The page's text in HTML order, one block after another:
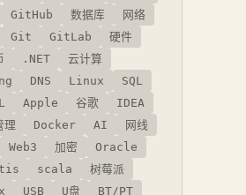
GitHub 数据库
网络
Git GitLab
硬件
.NET
云计算
DNS Linux
SQL
Apple 谷歌
IDEA
理
Docker AI
网线
Web3 加密
Oracle
scala
树莓派
USB U盘 BT/PT